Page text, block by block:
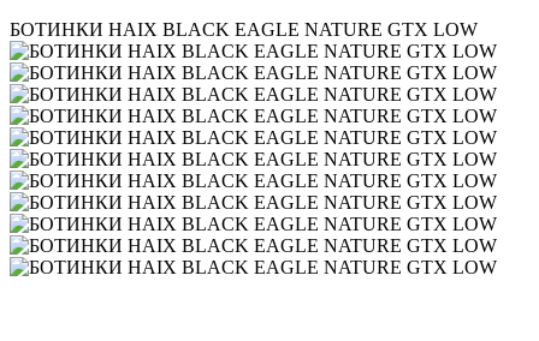
БОТИНКИ HAIX BLACK EAGLE NATURE GTX LOW